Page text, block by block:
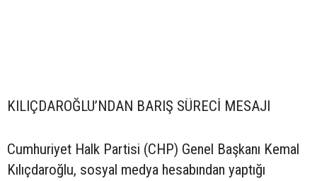
KILIÇDAROĞLU’NDAN BARIŞ SÜRECİ MESAJI
Cumhuriyet Halk Partisi (CHP) Genel Başkanı Kemal
Kılıçdaroğlu, sosyal medya hesabından yaptığı